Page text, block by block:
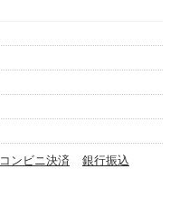
コンビニ決済
銀行振込